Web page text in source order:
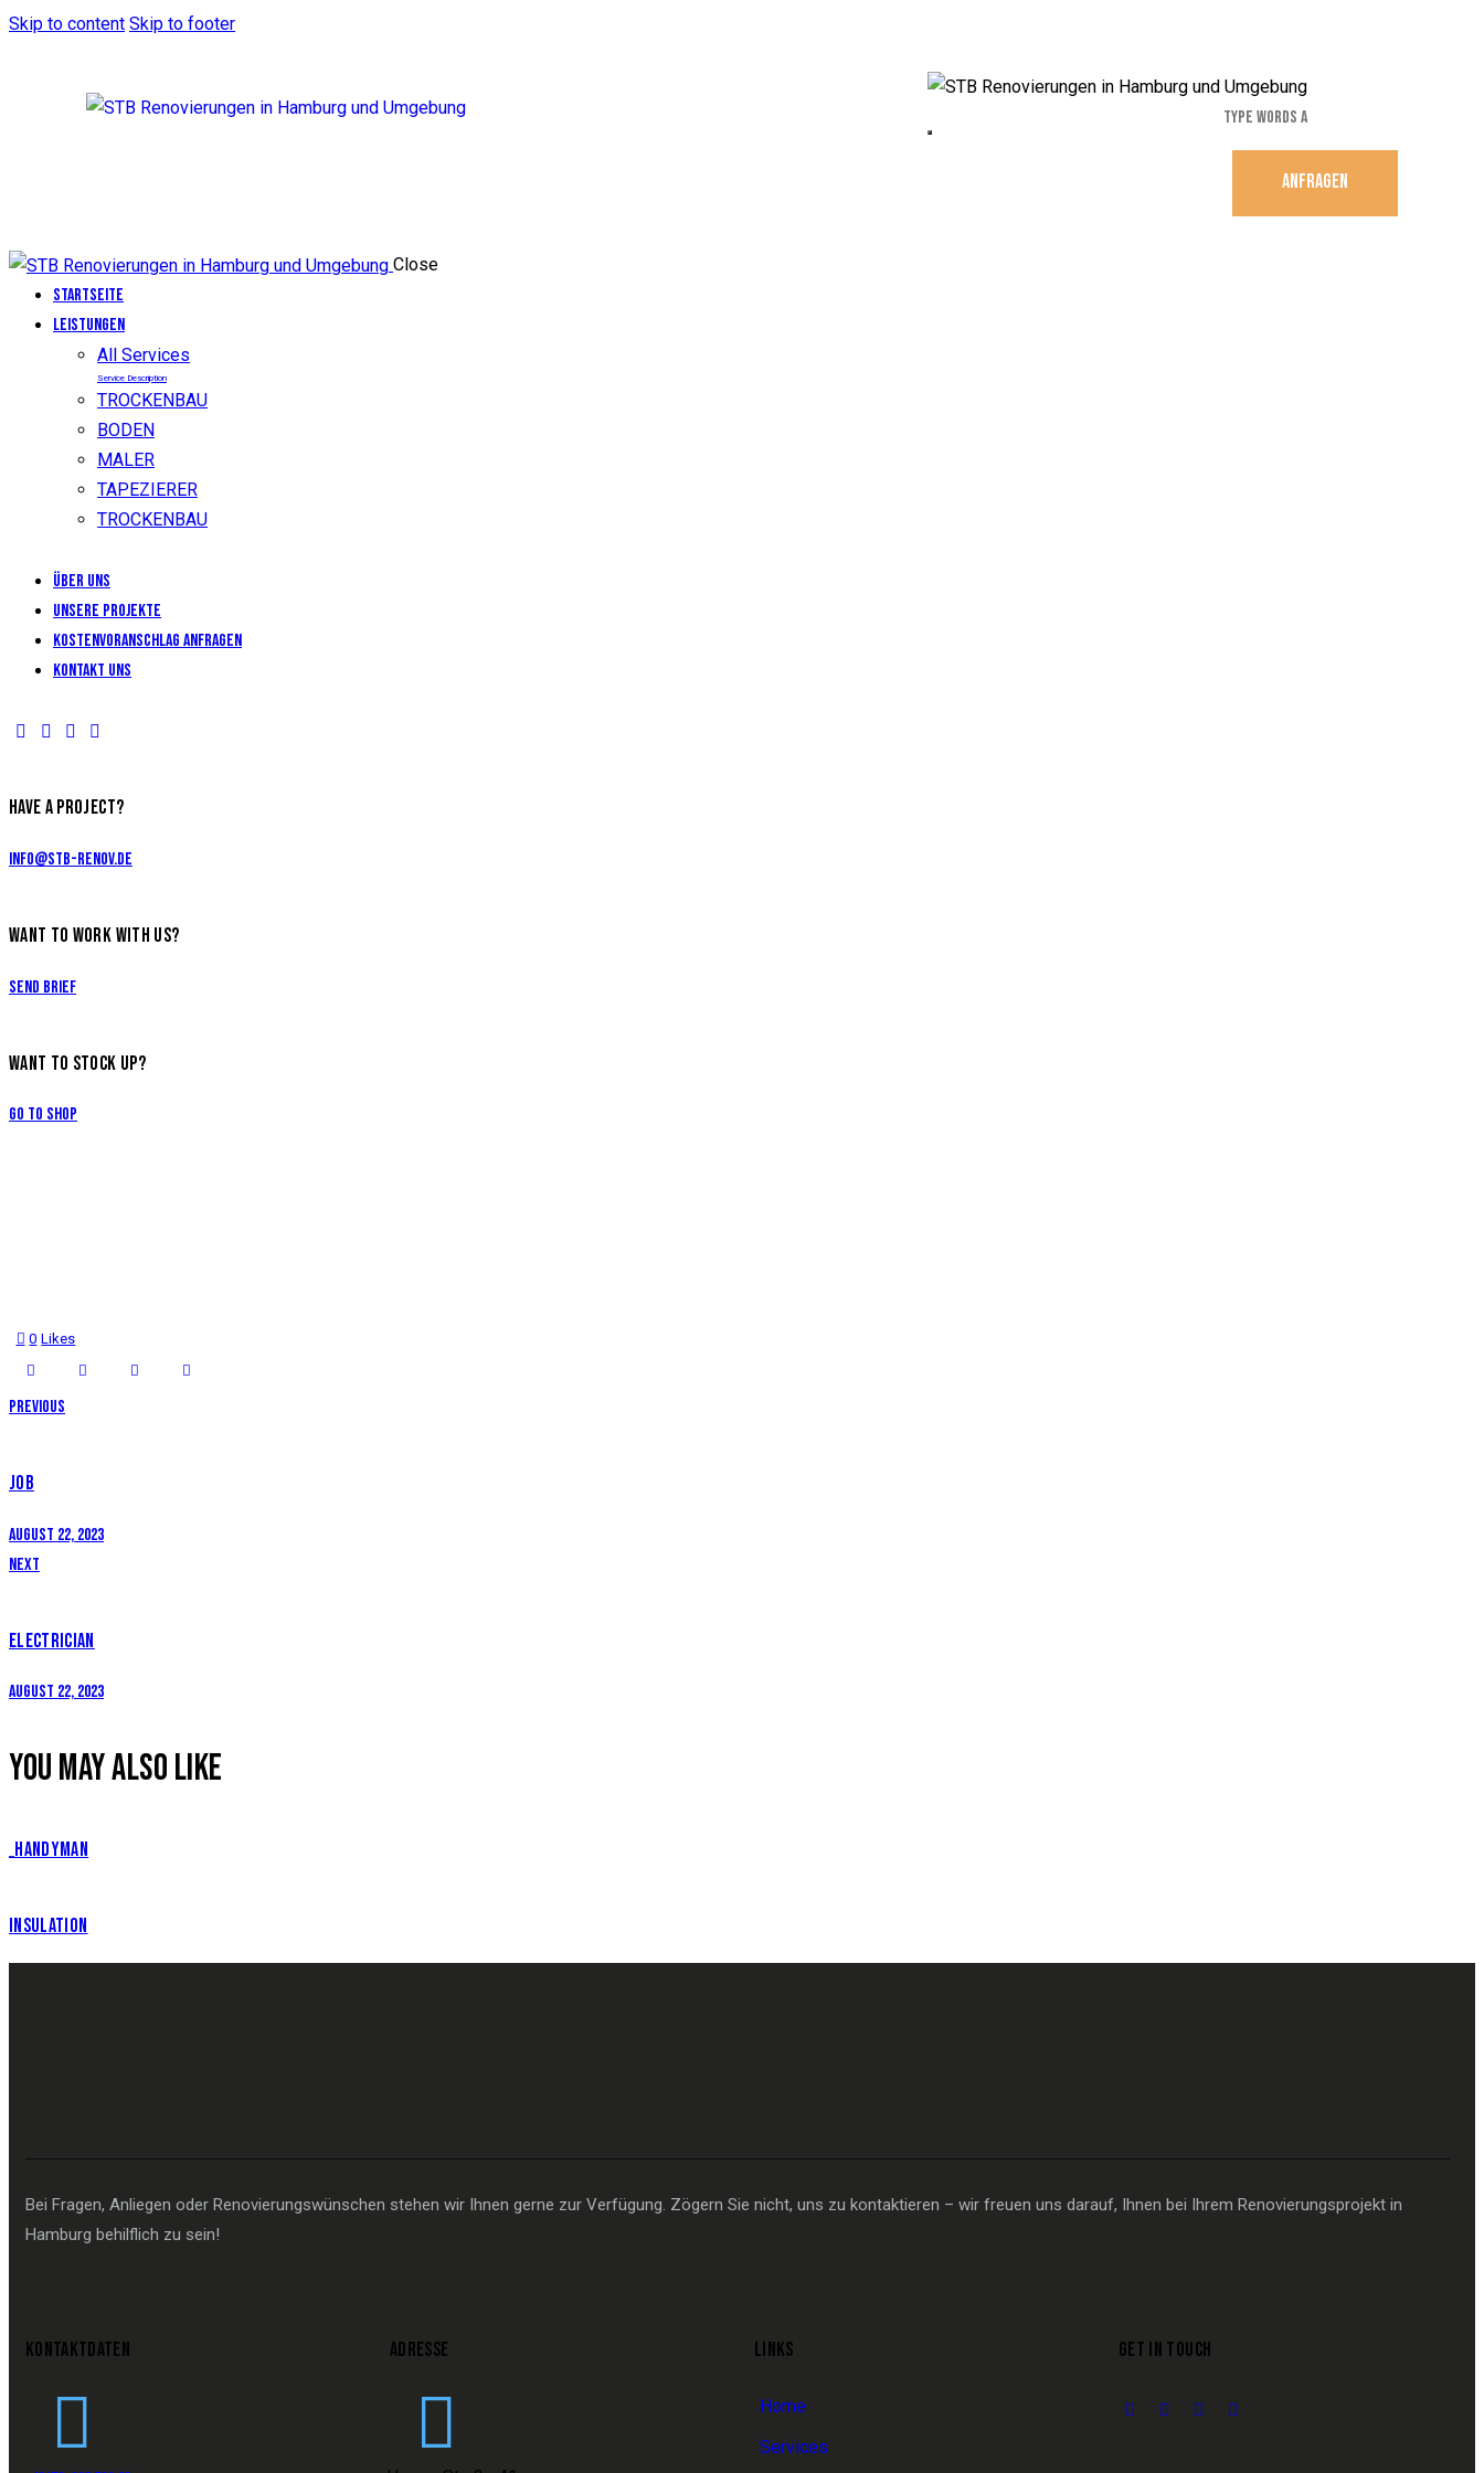
Skip to content Skip to footer
ANFRAGEN
Close
Startseite
LEISTUNGEN
All Services
Service Description
TROCKENBAU
BODEN
MALER
TAPEZIERER
TROCKENBAU
Über uns
Unsere Projekte
KOSTENVORANSCHLAG ANFRAGEN
Kontakt uns
HAVE A PROJECT?
info@stb-renov.de
WANT TO WORK WITH US?
Send Brief
WANT TO STOCK UP?
Go to Shop
0 Likes
Previous
JOB
August 22, 2023
Next
ELECTRICIAN
August 22, 2023
YOU MAY ALSO LIKE
_HANDYMAN
INSULATION
Bei Fragen, Anliegen oder Renovierungswünschen stehen wir Ihnen gerne zur Verfügung. Zögern Sie nicht, uns zu kontaktieren – wir freuen uns darauf, Ihnen bei Ihrem Renovierungsprojekt in
Hamburg behilflich zu sein!
KONTAKTDATEN ADRESSE LINKS
Home
Services
GET IN TOUCH